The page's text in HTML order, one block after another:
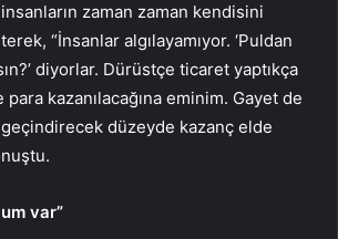
insanların zaman zaman kendisini
“İnsanlar algılayamıyor. ‘Puldan
diyorlar. Dürüstçe ticaret yaptıkça
kazanılacağına eminim. Gayet de
düzeyde kazanç elde
var”